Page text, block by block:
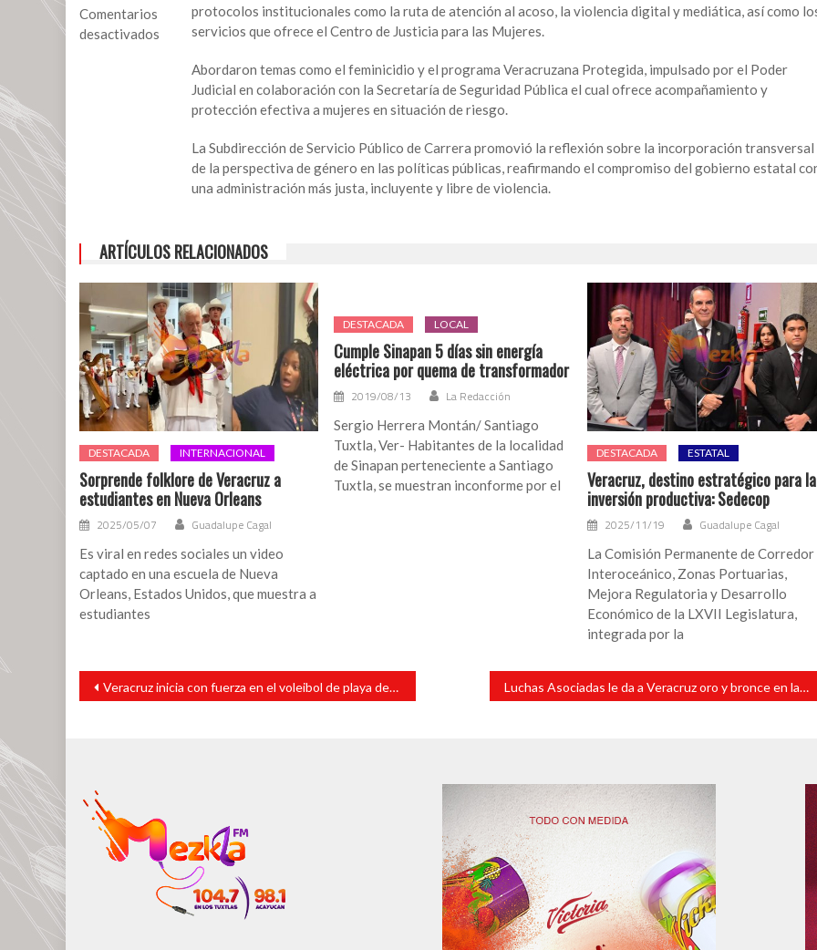
Comentarios
desactivados
prevenir
discriminación
protocolos institucionales como la ruta de atención al acoso, la violencia digital y mediática, así como
servicios que ofrece el Centro de Justicia para las Mujeres.
Abordaron temas como el feminicidio y el programa Veracruzana Protegida, impulsado por el Poder
Judicial en colaboración con la Secretaría de Seguridad Pública el cual ofrece acompañamiento y
protección efectiva a mujeres en situación de riesgo.
La Subdirección de Servicio Público de Carrera promovió la reflexión sobre la incorporación transversal
de la perspectiva de género en las políticas públicas, reafirmando el compromiso del gobierno estatal
una administración más justa, incluyente y libre de violencia.
ARTÍCULOS RELACIONADOS
DESTACADA INTERNACIONAL
Sorprende folklore de Veracruz a
estudiantes en Nueva Orleans
2025/05/07 Guadalupe Cagal
Es viral en redes sociales un video
captado en una escuela de Nueva
Orleans, Estados Unidos, que muestra a
estudiantes
DESTACADA LOCAL
Cumple Sinapan 5 días sin energía
eléctrica por quema de transformador
2019/08/13 La Redacción
Sergio Herrera Montán/ Santiago
Tuxtla, Ver- Habitantes de la localidad
de Sinapan perteneciente a Santiago
Tuxtla, se muestran inconforme por el
DESTACADA ESTATAL
Veracruz, destino estratégico para la
inversión productiva: Sedecop
2025/11/19 Guadalupe Cagal
La Comisión Permanente de Corredor
Interoceánico, Zonas Portuarias,
Mejora Regulatoria y Desarrollo
Económico de la LXVII Legislatura,
integrada por la
Navegación
entradas
Veracruz inicia con fuerza en el voleibol de playa de la Olimpiada Nacional Luchas Asociadas le da a Veracruz oro y bronce en la Olimpiada Nacional